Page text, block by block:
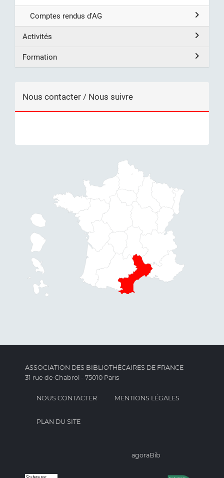
Comptes rendus d'AG
Activités
Formation
Nous contacter / Nous suivre
ASSOCIATION DES BIBLIOTHÉCAIRES DE FRANCE
31 rue de Chabrol - 75010 Paris
NOUS CONTACTER MENTIONS LÉGALES
PLAN DU SITE
agoraBib